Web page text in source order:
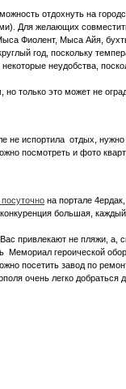
отдохнуть на
Для желающих
Фиолент, Мыса Айя,
год, поскольку
неудобства,
но только это может не
не испортила отдых,
посмотреть и фото
на портале
большая,
привлекают не пляжи, а,
Мемориал героической
посетить завод по
очень легко